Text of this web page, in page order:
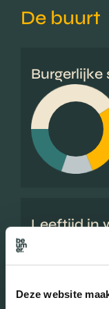
Deze website
De buurt
Leeftijd in